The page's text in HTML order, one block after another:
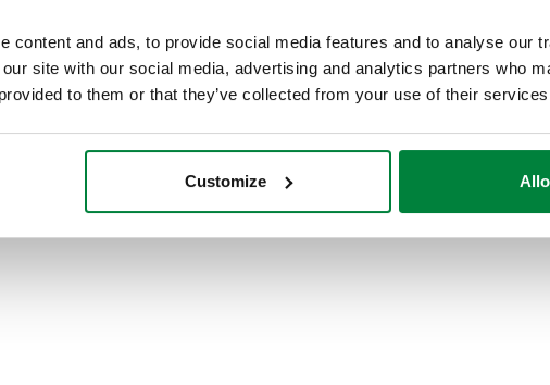
content and ads, to provide social media features and to analyse our
site with our social media, advertising and analytics partners who
to them or that they’ve collected from your use of their
Customize